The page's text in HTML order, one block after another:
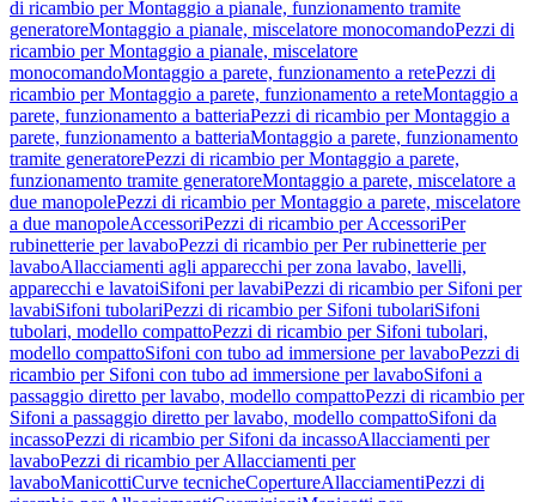
di ricambio per Montaggio a pianale, funzionamento tramite
generatoreMontaggio a pianale, miscelatore monocomandoPezzi di
ricambio per Montaggio a pianale, miscelatore
monocomandoMontaggio a parete, funzionamento a retePezzi di
ricambio per Montaggio a parete, funzionamento a reteMontaggio a
parete, funzionamento a batteriaPezzi di ricambio per Montaggio a
parete, funzionamento a batteriaMontaggio a parete, funzionamento
tramite generatorePezzi di ricambio per Montaggio a parete,
funzionamento tramite generatoreMontaggio a parete, miscelatore a
due manopolePezzi di ricambio per Montaggio a parete, miscelatore
a due manopoleAccessoriPezzi di ricambio per AccessoriPer
rubinetterie per lavaboPezzi di ricambio per Per rubinetterie per
lavaboAllacciamenti agli apparecchi per zona lavabo, lavelli,
apparecchi e lavatoiSifoni per lavabiPezzi di ricambio per Sifoni per
lavabiSifoni tubolariPezzi di ricambio per Sifoni tubolariSifoni
tubolari, modello compattoPezzi di ricambio per Sifoni tubolari,
modello compattoSifoni con tubo ad immersione per lavaboPezzi di
ricambio per Sifoni con tubo ad immersione per lavaboSifoni a
passaggio diretto per lavabo, modello compattoPezzi di ricambio per
Sifoni a passaggio diretto per lavabo, modello compattoSifoni da
incassoPezzi di ricambio per Sifoni da incassoAllacciamenti per
lavaboPezzi di ricambio per Allacciamenti per
lavaboManicottiCurve tecnicheCopertureAllacciamentiPezzi di